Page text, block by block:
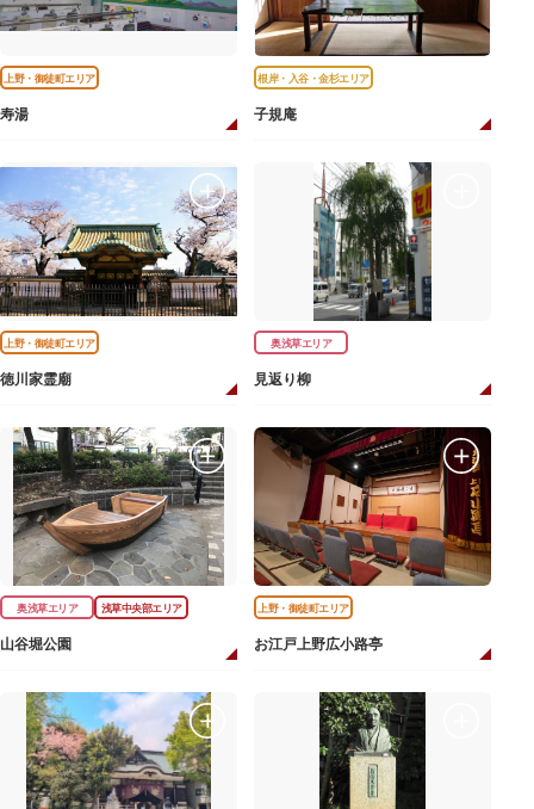
上野・御徒町エリア
寿湯
根岸・入谷・金杉エリア
子規庵
上野・御徒町エリア
徳川家霊廟
奥浅草エリア
見返り柳
奥浅草エリア 浅草中央部エリア
山谷堀公園
上野・御徒町エリア
お江戸上野広小路亭